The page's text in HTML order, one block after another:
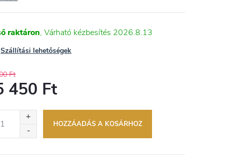
raktáron 2026.8.13
Szállítási lehetőségek
Ft
450 Ft
HOZZÁADÁS A KOSÁRHOZ